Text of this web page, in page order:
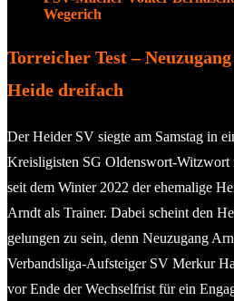
Wegerich
Torreicher Test –
Heide dreifach
Der Heider SV siegte am Samstag in
Kreisligisten SG Oldenswort-
seit dem Winter 2022 der ehemalige
Arndt als Trainer. Dabei scheint den
gelungen zu sein, denn Neuzugang
Verbandsliga-Aufsteiger SV Merkur
vor Ende der Wechselfrist für ein